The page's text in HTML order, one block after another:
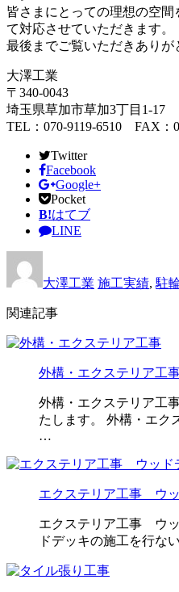
皆さまにとっての理想の空
て対応させていただきます。
最後までご覧いただきありが
大澤工業
〒340-0043
埼玉県草加市草加3丁目1-17
TEL：070-9119-6510 FAX：
Twitter
Facebook
Google+
Pocket
B!はてブ
LINE
大澤工業 施工実績, 駐
関連記事
外構・エクステリア工
外構・エクステリア工
たします。 外構・エク
…
エクステリア工事 ウ
エクステリア工事 ウ
ドデッキの施工を行な